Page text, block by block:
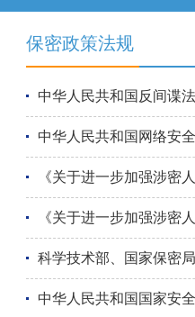
保密政策法规
中华人民共和国反间谍
中华人民共和国网络安
《关于进一步加强涉密
《关于进一步加强涉密
科学技术部、国家保密
中华人民共和国国家安